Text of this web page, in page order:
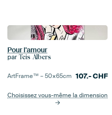
Pour l'amour
par Teis Albers
ArtFrame™ –50×65cm 107.-CHF
Choisissez vous-même la dimension